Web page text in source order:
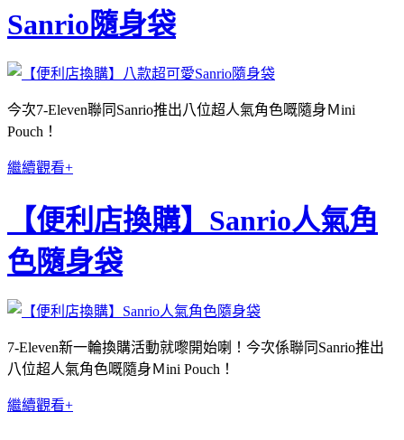
Sanrio隨身袋
今次7-Eleven聯同Sanrio推出八位超人氣角色嘅隨身Ｍini
Pouch！
繼續觀看+
【便利店換購】Sanrio人氣角
色隨身袋
7-Eleven新一輪換購活動就嚟開始喇！今次係聯同Sanrio推出
八位超人氣角色嘅隨身Ｍini Pouch！
繼續觀看+